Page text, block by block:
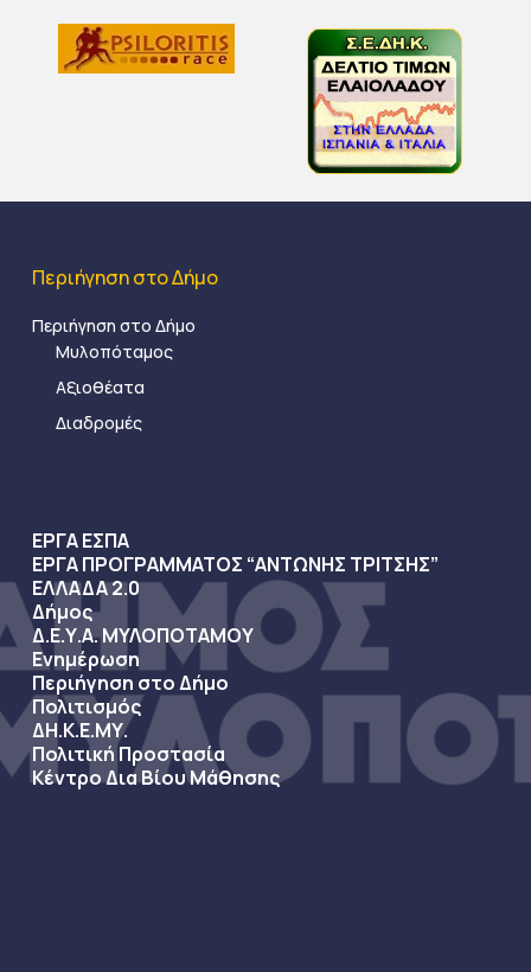
Περιήγηση στο Δήμο
Περιήγηση στο Δήμο
Μυλοπόταμος
Αξιοθέατα
Διαδρομές
ΕΡΓΑ ΕΣΠΑ
ΕΡΓΑ ΠΡΟΓΡΑΜΜΑΤΟΣ “ΑΝΤΩΝΗΣ ΤΡΙΤΣΗΣ”
ΕΛΛΑΔΑ 2.0
Δήμος
Δ.Ε.Υ.Α. ΜΥΛΟΠΟΤΑΜΟΥ
Ενημέρωση
Περιήγηση στο Δήμο
Πολιτισμός
ΔΗ.Κ.Ε.ΜΥ.
Πολιτική Προστασία
Κέντρο Δια Βίου Μάθησης